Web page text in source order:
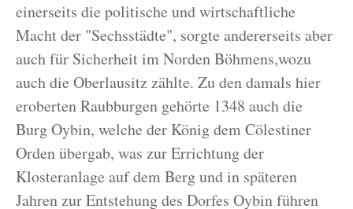
einerseits die politische und wirtschaftliche
Macht der "Sechsstädte", sorgte andererseits aber
auch für Sicherheit im Norden Böhmens,wozu
auch die Oberlausitz zählte. Zu den damals hier
eroberten Raubburgen gehörte 1348 auch die
Burg Oybin, welche der König dem Cölestiner
Orden übergab, was zur Errichtung der
Klosteranlage auf dem Berg und in späteren
Jahren zur Entstehung des Dorfes Oybin führen